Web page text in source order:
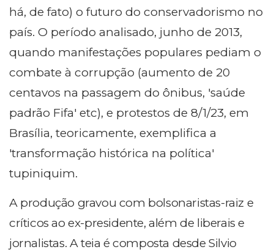
há, de fato) o futuro do conservadorismo no
país. O período analisado, junho de 2013,
quando manifestações populares pediam o
combate à corrupção (aumento de 20
centavos na passagem do ônibus, 'saúde
padrão Fifa' etc), e protestos de 8/1/23, em
Brasília, teoricamente, exemplifica a
'transformação histórica na política'
tupiniquim.
A produção gravou com bolsonaristas-raiz e
críticos ao ex-presidente, além de liberais e
jornalistas. A teia é composta desde Silvio